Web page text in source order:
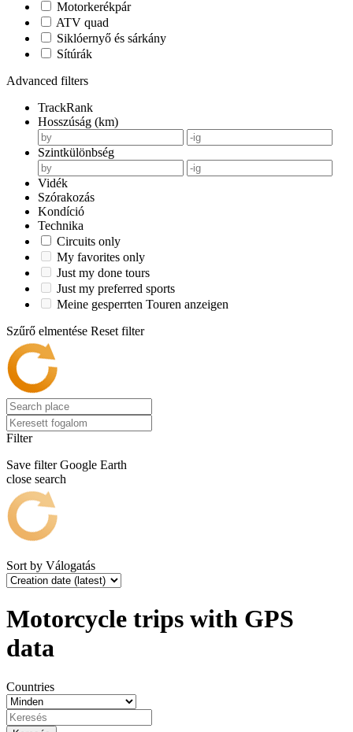
Motorkerékpár
ATV quad
Siklóernyő és sárkány
Sítúrák
Advanced filters
TrackRank
Hosszúság (km)
Szintkülönbség
Vidék
Szórakozás
Kondíció
Technika
Circuits only
My favorites only
Just my done tours
Just my preferred sports
Meine gesperrten Touren anzeigen
Szűrő elmentése Reset filter
Filter
Save filter Google Earth
close search
Sort by Válogatás
Motorcycle trips with GPS
data
Countries